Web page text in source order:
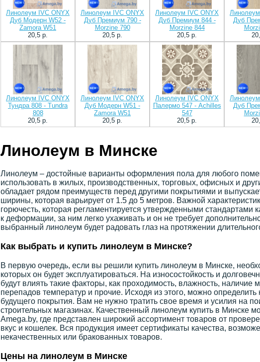
Линолеум IVC ONYX
Дуб Модерн W52 -
Zamora W51
20,5 p.
Линолеум IVC ONYX
Дуб Премиум 790 -
Morzine 790
20,5 p.
Линолеум IVC ONYX
Дуб Премиум 844 -
Morzine 844
20,5 p.
Дуб
Линолеум IVC ONYX
Тундра 808 - Tundra
808
20,5 p.
Линолеум IVC ONYX
Дуб Модерн W51 -
Zamora W51
20,5 p.
Линолеум IVC ONYX
Палермо 547 - Achilles
547
20,5 p.
Дуб
Линолеум в Минске
Линолеум – достойные варианты оформления пола для любого
использовать в жилых, производственных, торговых, офисных и
обладает рядом преимуществ перед другими покрытиями и
ширины, которая варьирует от 1.5 до 5 метров. Важной
горючесть, которая регламентируется утвержденными стандартами
к деформации, за ним легко ухаживать и он не требует
выбранный линолеум будет радовать глаз на протяжении
Как выбрать и купить линолеум в Минске?
В первую очередь, если вы решили купить линолеум в Минске,
которых он будет эксплуатироваться. На износостойкость и
будут влиять такие факторы, как проходимость, влажность, наличие
перепадов температур и прочие. Исходя из этого, можно определить
будущего покрытия. Вам не нужно тратить свое время и усилия на
строительных магазинах. Качественный линолеум купить в Минске
Amega.by, где представлен широкий ассортимент товаров от
вкус и кошелек. Вся продукция имеет сертификаты качества,
некачественных или бракованных товаров.
Цены на линолеум в Минске